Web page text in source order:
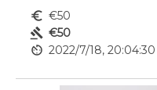
euro_symbol €50
gavel €50
av_timer 2022/7/18, 20:04:30